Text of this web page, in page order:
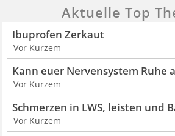
Aktuelle Top
Ibuprofen Zerkaut
Vor Kurzem
Kann euer Nervensystem Ruhe
Vor Kurzem
Schmerzen in LWS, leisten und
Vor Kurzem